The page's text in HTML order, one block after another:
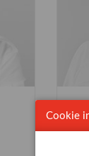
Cookie